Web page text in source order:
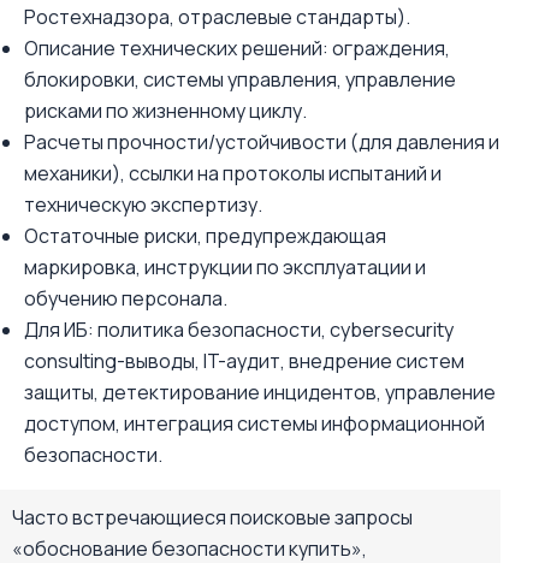
Ростехнадзора, отраслевые стандарты).
Описание технических решений: ограждения,
блокировки, системы управления, управление
рисками по жизненному циклу.
Расчеты прочности/устойчивости (для давления и
механики), ссылки на протоколы испытаний и
техническую экспертизу.
Остаточные риски, предупреждающая
маркировка, инструкции по эксплуатации и
обучению персонала.
Для ИБ: политика безопасности, cybersecurity
consulting-выводы, IT-аудит, внедрение систем
защиты, детектирование инцидентов, управление
доступом, интеграция системы информационной
безопасности.
Часто встречающиеся поисковые запросы
«обоснование безопасности купить»,